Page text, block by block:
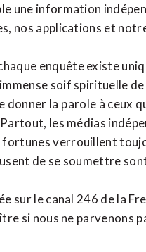
une information
nos applications et
enquête existe
soif spirituelle
donner la parole à ceux
les médias
verrouillent
de se soumettre
le canal 246 de la
si nous ne parvenons